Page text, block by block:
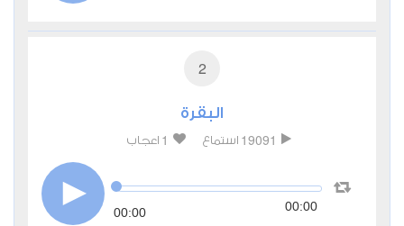
2
البقرة
19091 استماع 1 اعجاب
00:00 00:00